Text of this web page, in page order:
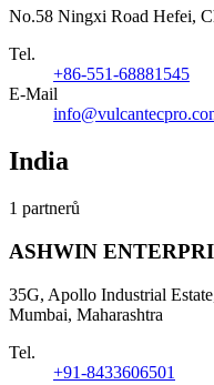
No.58 Ningxi Road Hefei,
Tel.
+86-551-68881545
E-Mail
India
1 partnerů
ASHWIN
35G, Apollo Industrial
Mumbai, Maharashtra
Tel.
+91-8433606501